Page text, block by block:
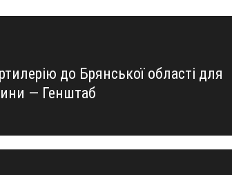
до Брянської області для
— Генштаб